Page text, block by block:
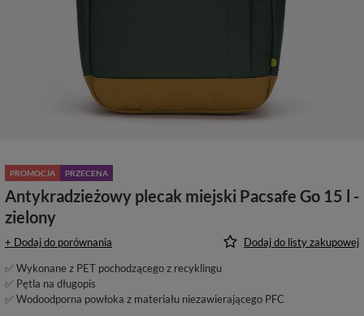
PROMOCJA PRZECENA
Antykradzieżowy plecak miejski Pacsafe Go 15 l -
zielony
+ Dodaj do porównania
Dodaj do listy zakupowej
✅ Wykonane z PET pochodzącego z recyklingu
✅ Pętla na długopis
✅ Wodoodporna powłoka z materiału niezawierającego PFC